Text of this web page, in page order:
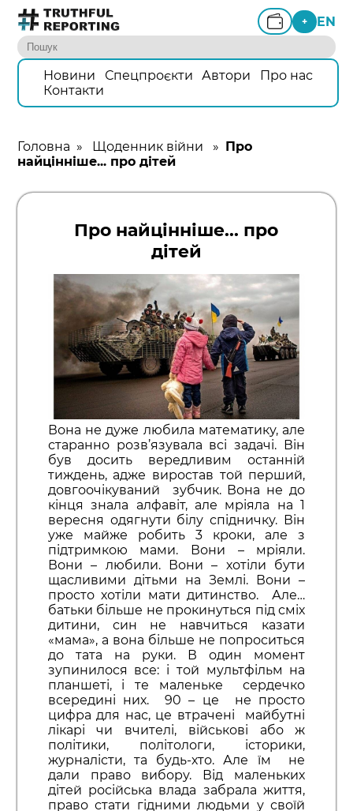
+ EN
Новини Спецпроєкти Автори
Про нас
Контакти
Головна » Щоденник війни » Про
найцінніше... про дітей
Про найцінніше... про
дітей
Вона не дуже любила математику, але
старанно розв’язувала всі задачі. Він
був досить вередливим останній
тиждень, адже виростав той перший,
довгоочікуваний зубчик. Вона не до
кінця знала алфавіт, але мріяла на 1
вересня одягнути білу спідничку. Він
уже майже робить 3 кроки, але з
підтримкою мами. Вони – мріяли.
Вони – любили. Вони – хотіли бути
щасливими дітьми на Землі. Вони –
просто хотіли мати дитинство. Але…
батьки більше не прокинуться під сміх
дитини, син не навчиться казати
«мама», а вона більше не попроситься
до тата на руки. В один момент
зупинилося все: і той мультфільм на
планшеті, і те маленьке сердечко
всередині них. 90 – це не просто
цифра для нас, це втрачені майбутні
лікарі чи вчителі, військові або ж
політики, політологи, історики,
журналісти, та будь-хто. Але їм не
дали право вибору. Від маленьких
дітей російська влада забрала життя,
право стати гідними людьми у своїй